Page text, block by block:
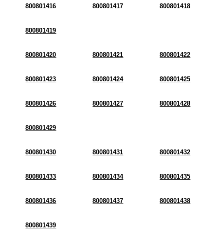
800801416 800801417 800801418
800801419
800801420 800801421 800801422
800801423 800801424 800801425
800801426 800801427 800801428
800801429
800801430 800801431 800801432
800801433 800801434 800801435
800801436 800801437 800801438
800801439